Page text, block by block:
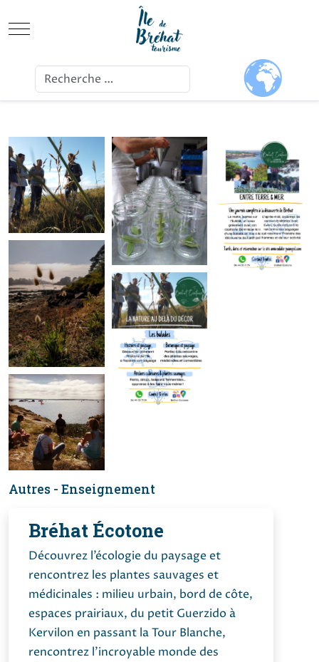
Mobile Menu Toggle
Ok
Autres - Enseignement
Bréhat Écotone
Découvrez l’écologie du paysage et
rencontrez les plantes sauvages et
médicinales : milieu urbain, bord de côte,
espaces prairiaux, du petit Guerzido à
Kervilon en passant la Tour Blanche,
rencontrez l’incroyable monde des